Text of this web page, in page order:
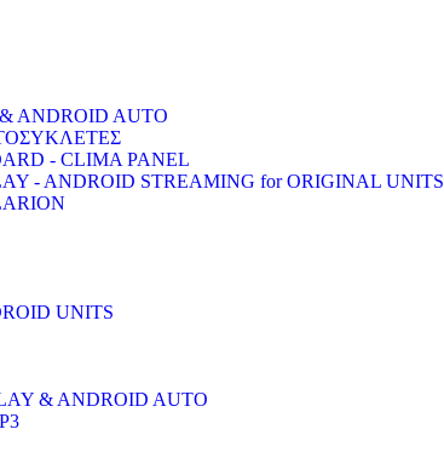
ANDROID AUTO
- CLIMA PANEL
- ANDROID STREAMING for ORIGINAL UNITS
UNITS
& ANDROID AUTO